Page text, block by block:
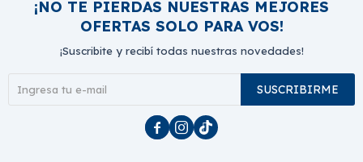
¡NO TE PIERDAS NUESTRAS MEJORES
OFERTAS SOLO PARA VOS!
¡Suscribite y recibí todas nuestras novedades!
SUSCRIBIRME
  